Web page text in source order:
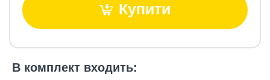
Купити
В комплект входить: